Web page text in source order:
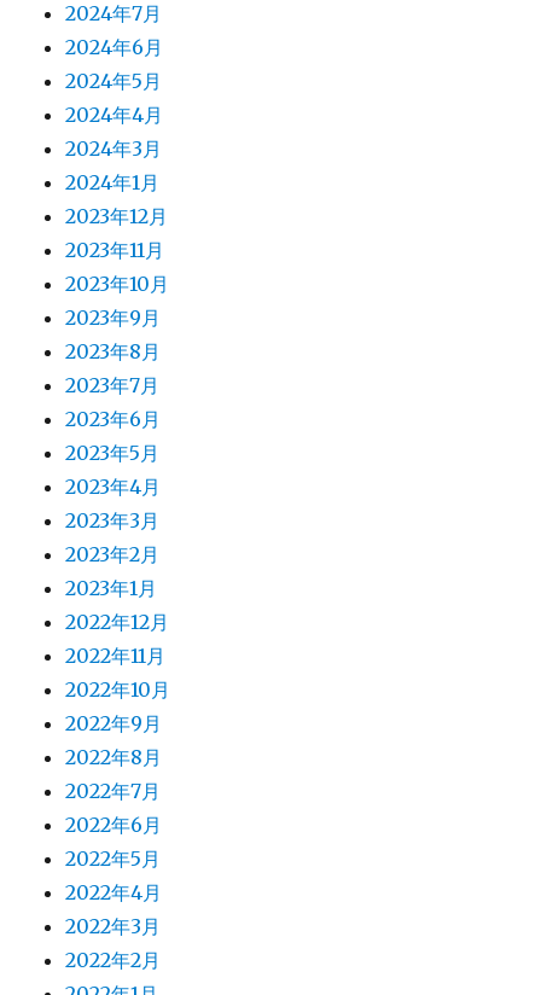
2024年7月
2024年6月
2024年5月
2024年4月
2024年3月
2024年1月
2023年12月
2023年11月
2023年10月
2023年9月
2023年8月
2023年7月
2023年6月
2023年5月
2023年4月
2023年3月
2023年2月
2023年1月
2022年12月
2022年11月
2022年10月
2022年9月
2022年8月
2022年7月
2022年6月
2022年5月
2022年4月
2022年3月
2022年2月